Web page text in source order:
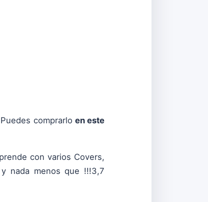
comprarlo en este
con varios Covers,
nada menos que !!!3,7